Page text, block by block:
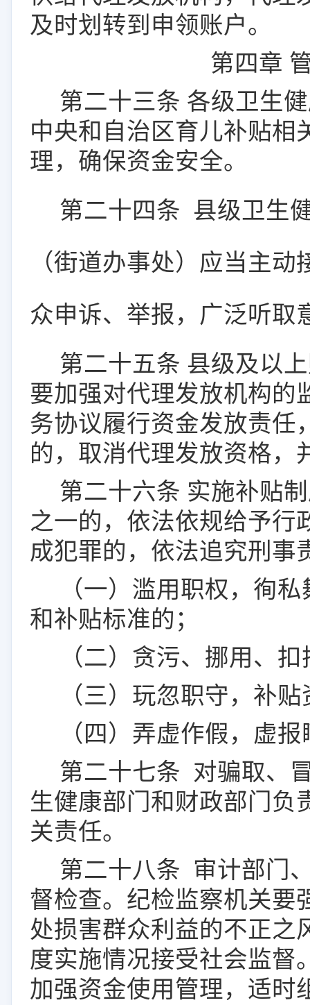
及时划转到申领账户。
第四章
第二十三条 各级卫生
中央和自治区育儿补贴相
理，确保资金安全。
第二十四条 县级卫生
（街道办事处）应当主
众申诉、举报，广泛听取
第二十五条 县级及以
要加强对代理发放机构的
务协议履行资金发放责任
的，取消代理发放资格，
第二十六条 实施补贴
之一的，依法依规给予行
成犯罪的，依法追究刑事
（一）滥用职权，徇
和补贴标准的；
（二）贪污、挪用、 扣
（三）玩忽职守，补
（四）弄虚作假，虚
第二十七条 对骗取、
生健康部门和财政部门负
关责任。
第二十八条 审计部门
督检查。纪检监察机关要
处损害群众利益的不正之
度实施情况接受社会监督
加强资金使用管理，适时